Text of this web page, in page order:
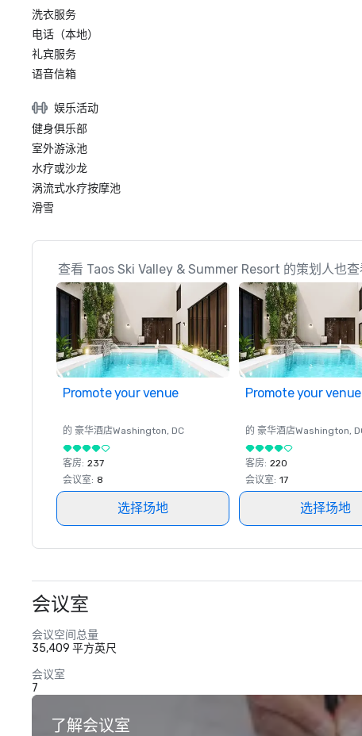
洗衣服务
电话（本地）
礼宾服务
语音信箱
娱乐活动
健身俱乐部
室外游泳池
水疗或沙龙
涡流式水疗按摩池
滑雪
查看 Taos Ski Valley & Summer Resort 的策划人也查
Promote your venue
的 豪华酒店Washington, DC
客房: 237
会议室: 8
选择场地
Promote your venue
的 豪华酒店Washington,
客房: 220
会议室: 17
选择场地
会议室
会议空间总量
35,409 平方英尺
会议室
7
了解会议室